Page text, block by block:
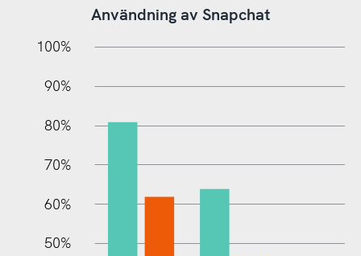
Användning av Snapchat
100%
100%
90%
80%
70%
60%
50%